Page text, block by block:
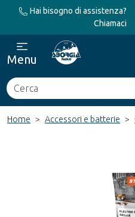
Hai bisogno di assistenza?
Chiamaci
Cerca
Menu
Home Accessori e batterie